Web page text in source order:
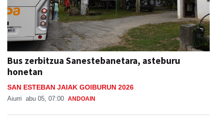
Bus zerbitzua Sanestebanetara, asteburu
honetan
SAN ESTEBAN JAIAK GOIBURUN 2026
Aiurri abu 05, 07:00 ANDOAIN